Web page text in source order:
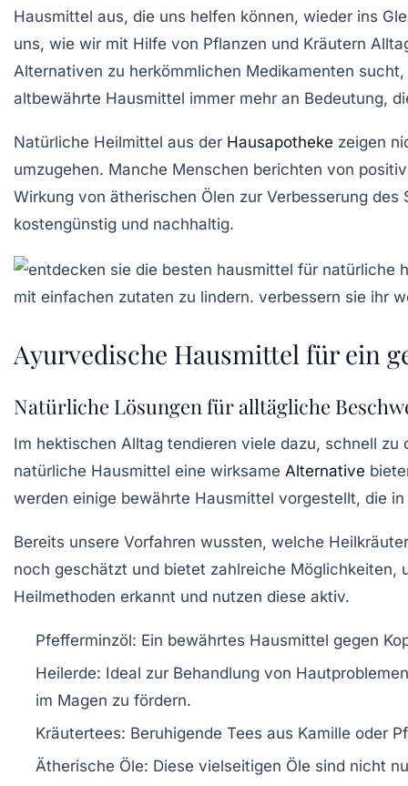
Hausmittel aus, die uns helfen können, wieder ins
uns, wie wir mit Hilfe von Pflanzen und Kräutern
Alternativen zu herkömmlichen Medikamenten
altbewährte Hausmittel immer mehr an Bedeutung,
Natürliche Heilmittel aus der Hausapotheke zeigen
umzugehen. Manche Menschen berichten von
Wirkung von ätherischen Ölen zur Verbesserung
kostengünstig und nachhaltig.
Ayurvedische Hausmittel für ein
Natürliche Lösungen für alltägliche
Im hektischen Alltag tendieren viele dazu, schnell
natürliche Hausmittel eine wirksame Alternative
werden einige bewährte Hausmittel vorgestellt, die
Bereits unsere Vorfahren wussten, welche Heilkräuter
noch geschätzt und bietet zahlreiche Möglichkeiten,
Heilmethoden erkannt und nutzen diese aktiv.
Pfefferminzöl: Ein bewährtes Hausmittel gegen
Heilerde: Ideal zur Behandlung von
im Magen zu fördern.
Kräutertees: Beruhigende Tees aus Kamille oder
Ätherische Öle: Diese vielseitigen Öle sind nicht